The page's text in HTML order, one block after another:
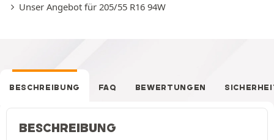
Unser Angebot für 205/55 R16 94W
BESCHREIBUNG FAQ BEWERTUNGEN
BESCHREIBUNG